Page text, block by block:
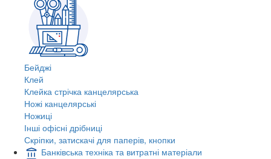
Бейджі
Клей
Клейка стрічка канцелярська
Ножі канцелярські
Ножиці
Інші офісні дрібниці
Скріпки, затискачі для паперів, кнопки
Банківська техніка та витратні матеріали